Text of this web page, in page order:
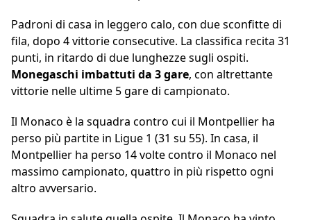
Padroni di casa in leggero calo, con due sconfitte di
fila, dopo 4 vittorie consecutive. La classifica recita 31
punti, in ritardo di due lunghezze sugli ospiti.
Monegaschi imbattuti da 3 gare, con altrettante
vittorie nelle ultime 5 gare di campionato.
Il Monaco è la squadra contro cui il Montpellier ha
perso più partite in Ligue 1 (31 su 55). In casa, il
Montpellier ha perso 14 volte contro il Monaco nel
massimo campionato, quattro in più rispetto ogni
altro avversario.